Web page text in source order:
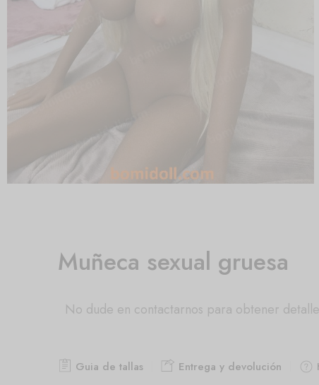
Muñeca sexual gruesa
No dude en contactarnos para obtener
Guia de tallas Entrega y devolución